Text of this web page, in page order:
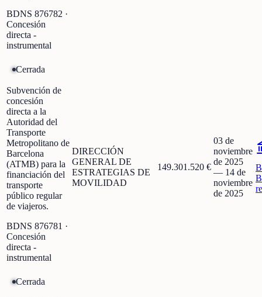
BDNS 876782 ·
Concesión
directa -
instrumental
Cerrada
Subvención de
concesión
directa a la
Autoridad del
Transporte
Metropolitano de
Barcelona
(ATMB) para la
financiación del
transporte
público regular
de viajeros.
BDNS 876781 ·
Concesión
directa -
instrumental
DIRECCIÓN
GENERAL DE
ESTRATEGIAS DE
MOVILIDAD
149.301.520 €
03 de
noviembre
de 2025
— 14 de
noviembre
de 2025
Cerrada